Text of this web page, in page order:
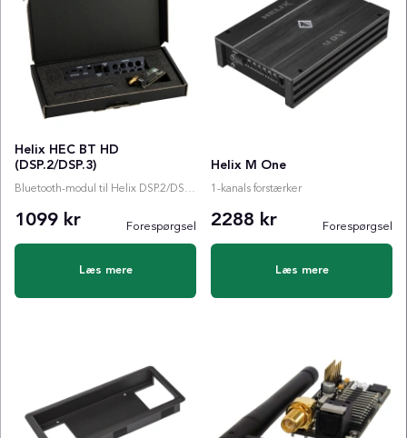
Helix HEC BT HD
(DSP.2/DSP.3)
Bluetooth-modul til Helix DSP.2/DSP.3
1099 kr Forespørgsel
Læs mere
Helix M One
1-kanals forstærker
2288 kr Forespørgsel
Læs mere